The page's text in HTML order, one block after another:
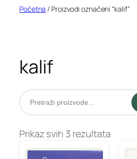
Početna / Proizvodi označeni “kalif”
kalif
Pretraži
Prikaz svih 3 rezultata